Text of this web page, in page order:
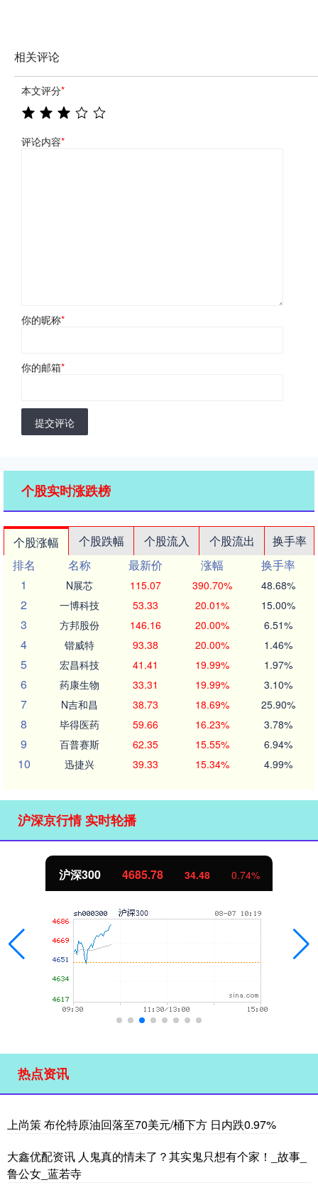
相关评论
本文评分*
评论内容*
你的昵称*
你的邮箱*
提交评论
个股实时涨跌榜
个股涨幅 个股跌幅 个股流入 个股流出
换手率
排名
名称 最新价 涨幅
换手率
1
N展芯 115.07 390.70% 48.68%
2 一博科技 53.33 20.01% 15.00%
3 方邦股份 146.16 20.00% 6.51%
4 锴威特 93.38 20.00% 1.46%
5 宏昌科技 41.41 19.99% 1.97%
6 药康生物 33.31 19.99% 3.10%
7 N吉和昌 38.73 18.69% 25.90%
8 毕得医药 59.66 16.23% 3.78%
9 百普赛斯 62.35 15.55% 6.94%
10 迅捷兴 39.33 15.34% 4.99%
沪深京行情 实时轮播
沪深300 4685.78 34.48 0.74%
热点资讯
上尚策 布伦特原油回落至70美元/桶下方 日内跌0.97%
大鑫优配资讯 人鬼真的情未了？其实鬼只想有个家！_故事_
鲁公女_蓝若寺